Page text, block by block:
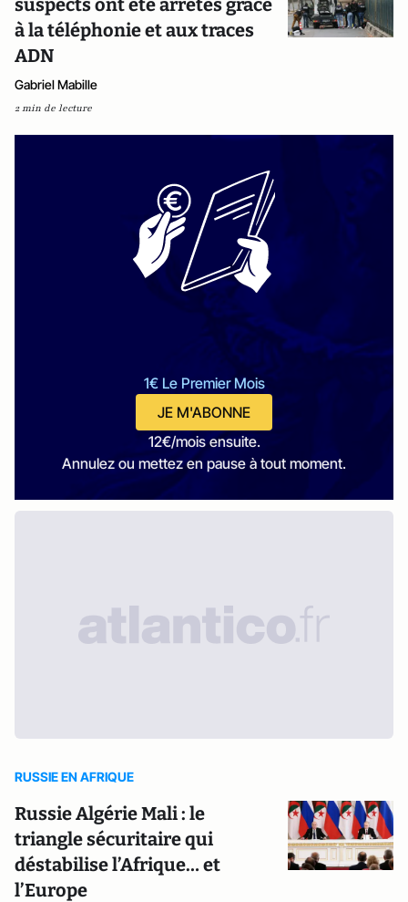
suspects ont été arrêtés grâce
à la téléphonie et aux traces
ADN
Gabriel Mabille
2 min de lecture
1€ Le Premier Mois
JE M'ABONNE
12€/mois ensuite.
Annulez ou mettez en pause à tout moment.
RUSSIE EN AFRIQUE
Russie Algérie Mali : le
triangle sécuritaire qui
déstabilise l’Afrique… et
l’Europe